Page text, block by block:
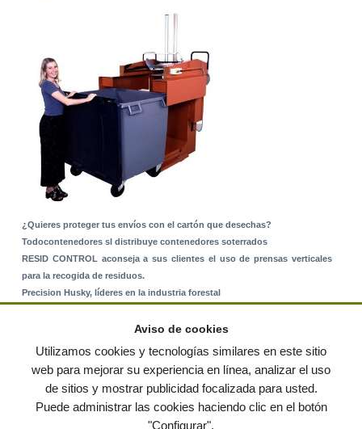
¿Quieres proteger tus envíos con el cartón que desechas?
Todocontenedores sl distribuye contenedores soterrados
RESID CONTROL aconseja a sus clientes el uso de prensas verticales
para la recogida de residuos.
Precision Husky, líderes en la industria forestal
© residuos.com - Todos los derechos reservados Política de privacidad
Condiciones de uso|Contacto |Editores|Mapa web|Preguntas frecuentes|Publica
tus anuncios gratis!
Aviso de cookies
Utilizamos cookies y tecnologías similares en este sitio
web para mejorar su experiencia en línea, analizar el uso
de sitios y mostrar publicidad focalizada para usted.
Puede administrar las cookies haciendo clic en el botón
"Configurar".